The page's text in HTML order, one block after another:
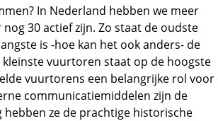
In Nederland hebben we meer
30 actief zijn. Zo staat de oudste
is -hoe kan het ook anders- de
kleinste vuurtoren staat op de hoogste
vuurtorens een belangrijke rol voor
communicatiemiddelen zijn de
ze de prachtige historische